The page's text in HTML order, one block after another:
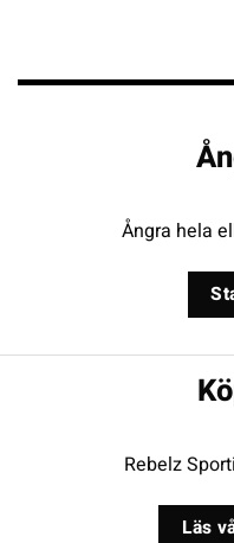
Ångra hela
Rebelz
Läs